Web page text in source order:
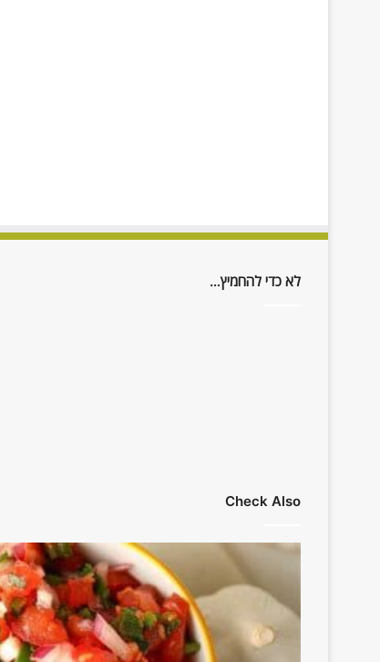
לא כדי להחמיץ…
Check Also